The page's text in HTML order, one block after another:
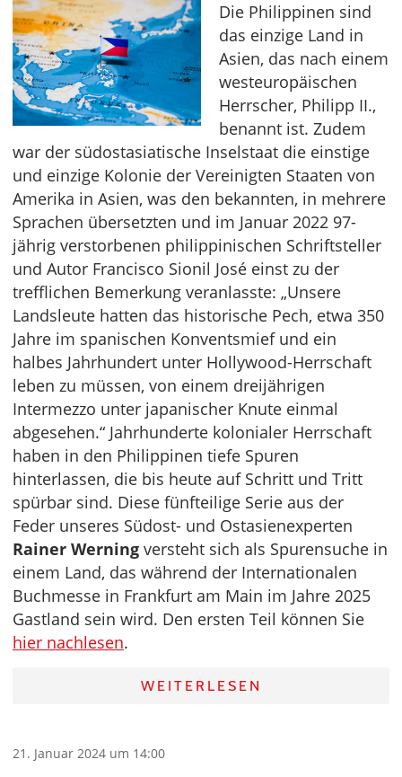
Die Philippinen sind
das einzige Land in
Asien, das nach einem
westeuropäischen
Herrscher, Philipp II.,
benannt ist. Zudem
war der südostasiatische Inselstaat die einstige
und einzige Kolonie der Vereinigten Staaten von
Amerika in Asien, was den bekannten, in mehrere
Sprachen übersetzten und im Januar 2022 97-
jährig verstorbenen philippinischen Schriftsteller
und Autor Francisco Sionil José einst zu der
trefflichen Bemerkung veranlasste: „Unsere
Landsleute hatten das historische Pech, etwa 350
Jahre im spanischen Konventsmief und ein
halbes Jahrhundert unter Hollywood-Herrschaft
leben zu müssen, von einem dreijährigen
Intermezzo unter japanischer Knute einmal
abgesehen.“ Jahrhunderte kolonialer Herrschaft
haben in den Philippinen tiefe Spuren
hinterlassen, die bis heute auf Schritt und Tritt
spürbar sind. Diese fünfteilige Serie aus der
Feder unseres Südost- und Ostasienexperten
Rainer Werning versteht sich als Spurensuche in
einem Land, das während der Internationalen
Buchmesse in Frankfurt am Main im Jahre 2025
Gastland sein wird. Den ersten Teil können Sie
hier nachlesen.
WEITERLESEN
21. Januar 2024 um 14:00